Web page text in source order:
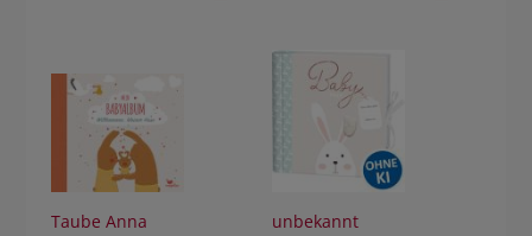
fürs erste Jahr
Taube Anna unbekannt